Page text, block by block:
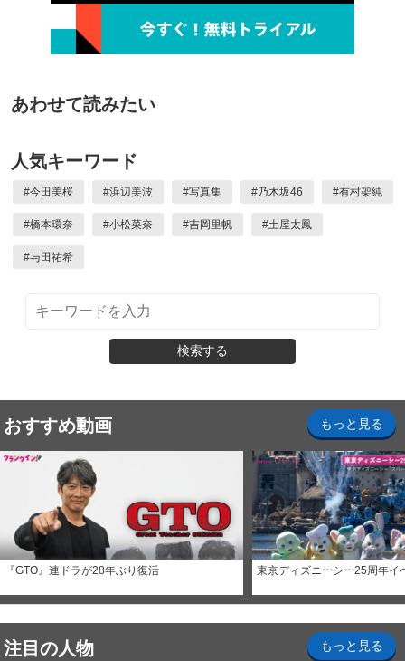
あわせて読みたい
人気キーワード
#今田美桜 #浜辺美波 #写真集 #乃木坂46 #有村架純
#橋本環奈 #小松菜奈 #吉岡里帆 #土屋太鳳
#与田祐希
検索する
おすすめ動画 もっと見る
『GTO』連ドラが28年ぶり復活 東京ディズニーシー25周年イ
注目の人物 もっと見る